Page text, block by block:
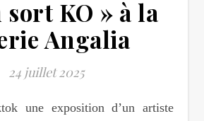
sort KO » à la
Angalia
24 juillet 2025